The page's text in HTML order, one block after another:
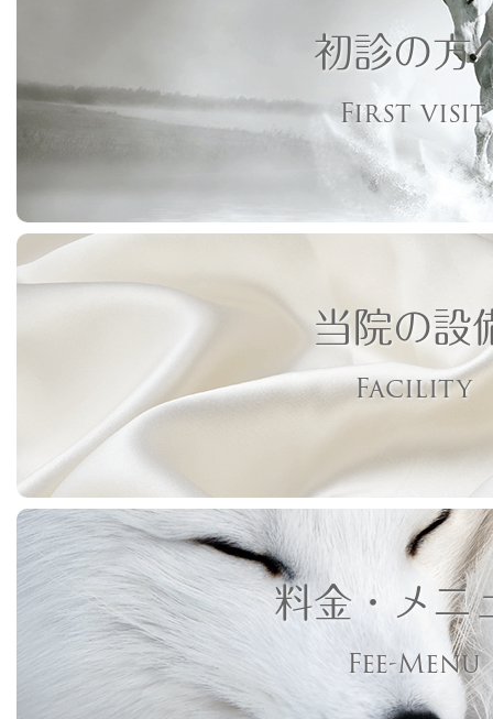
初診の方
First visit
当院の設
Facility
料金・メニ
Fee-Menu